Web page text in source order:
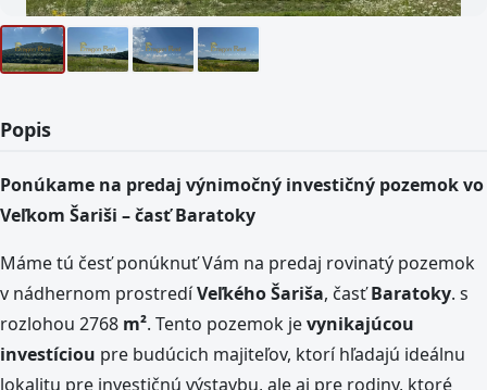
Popis
Ponúkame na predaj výnimočný investičný pozemok vo
Veľkom Šariši – časť Baratoky
Máme tú česť ponúknuť Vám na predaj rovinatý pozemok
v nádhernom prostredíVeľkého Šariša, časťBaratoky. s
rozlohou 2768 m². Tento pozemok jevynikajúcou
investíciou pre budúcich majiteľov, ktorí hľadajú ideálnu
lokalitu pre investičnú výstavbu, ale aj pre rodiny, ktoré